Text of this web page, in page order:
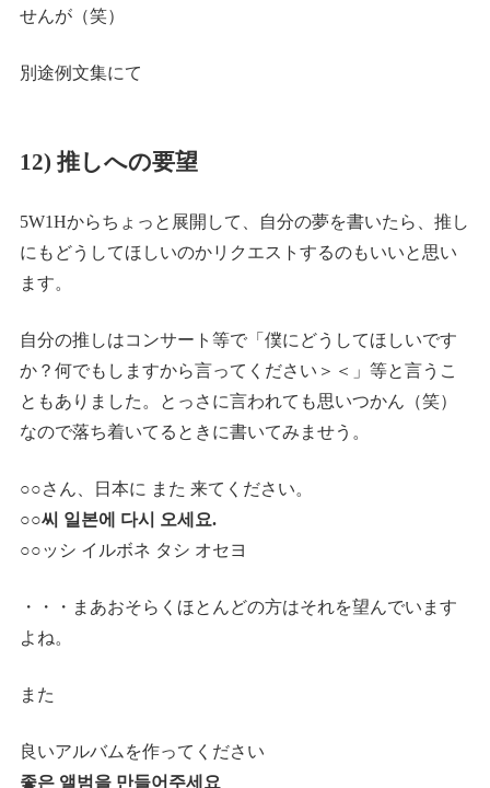
せんが（笑）
別途例文集にて
12) 推しへの要望
5W1Hからちょっと展開して、自分の夢を書いたら、推し
にもどうしてほしいのかリクエストするのもいいと思い
ます。
自分の推しはコンサート等で「僕にどうしてほしいです
か？何でもしますから言ってください＞＜」等と言うこ
ともありました。とっさに言われても思いつかん（笑）
なので落ち着いてるときに書いてみませう。
○○さん、日本に また 来てください。
○○씨 일본에 다시 오세요.
○○ッシ イルボネ タシ オセヨ
・・・まあおそらくほとんどの方はそれを望んでいます
よね。
また
良いアルバムを作ってください
좋은 앨범을 만들어주세요